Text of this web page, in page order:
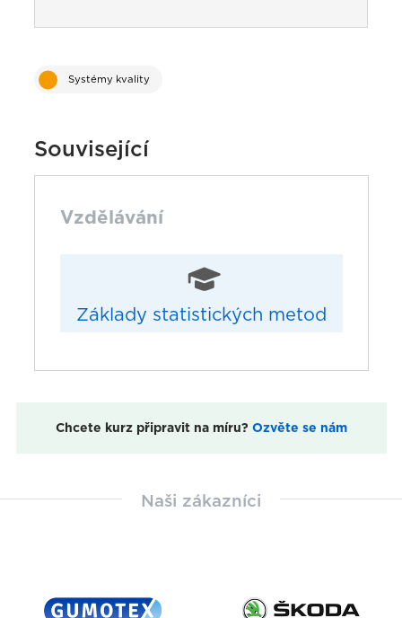
Systémy kvality
Související
Vzdělávání
Základy statistických metod
Chcete kurz připravit na míru? Ozvěte se nám
Naši zákazníci